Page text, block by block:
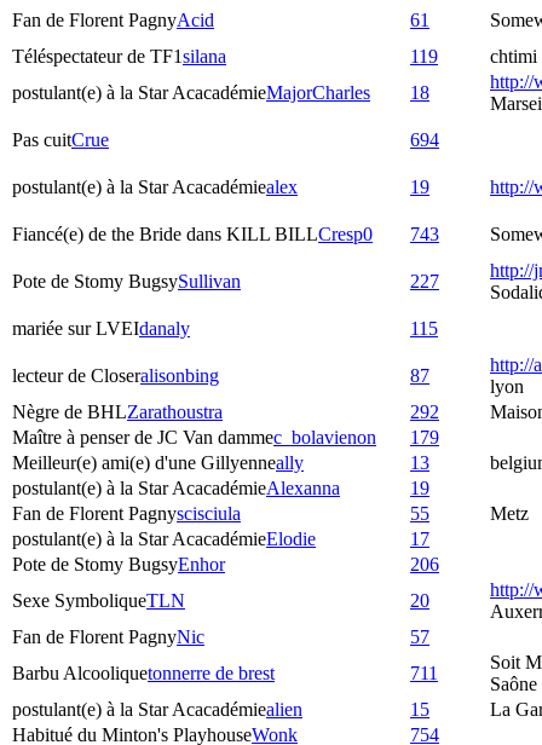
Fan de Florent PagnyAcid 61
Téléspectateur de TF1silana 119
chtimi
postulant(e) à la Star AcacadémieMajorCharles 18
http://
Pas cuitCrue 694
postulant(e) à la Star Acacadémiealex 19 http://
Fiancé(e) de the Bride dans KILL BILLCresp0 743
Pote de Stomy BugsySullivan 227
http://
mariée sur LVEIdanaly 115
lecteur de Closeralisonbing 87
http://
lyon
Nègre de BHLZarathoustra 292
Maître à penser de JC Van dammec_bolavienon
179
Meilleur(e) ami(e) d'une Gillyenneally 13
postulant(e) à la Star AcacadémieAlexanna
19
Fan de Florent Pagnyscisciula 55
Metz
postulant(e) à la Star AcacadémieElodie
17
Pote de Stomy BugsyEnhor
206
Sexe SymboliqueTLN 20
http://
Fan de Florent PagnyNic
57
Barbu Alcooliquetonnerre de brest 711
Soit
Saône
postulant(e) à la Star Acacadémiealien 15
La
Habitué du Minton's PlayhouseWonk 754